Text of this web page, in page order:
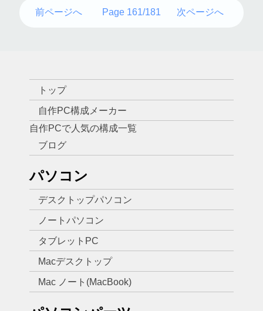
Page 161/181
前ページへ 次ページへ
トップ
自作PC構成メーカー
自作PCで人気の構成一覧
ブログ
パソコン
デスクトップパソコン
ノートパソコン
タブレットPC
Macデスクトップ
Mac ノート(MacBook)